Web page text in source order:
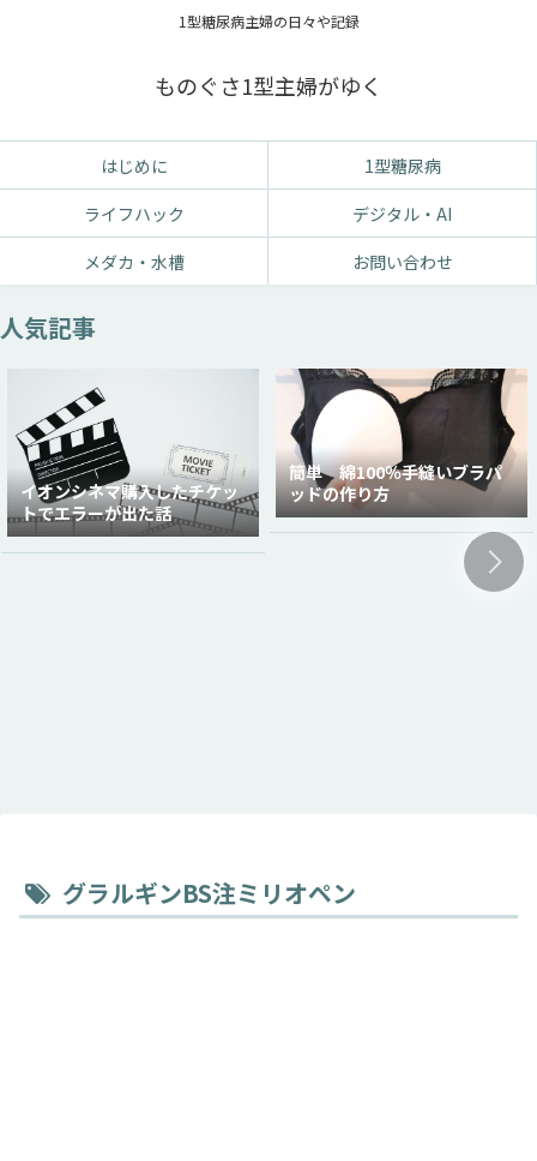
1型糖尿病主婦の日々や記録
ものぐさ1型主婦がゆく
はじめに
1型糖尿病
ライフハック
デジタル・AI
メダカ・水槽
お問い合わせ
人気記事
イオンシネマ購入したチケッ
トでエラーが出た話
簡単 綿100％手縫いブラパ
ッドの作り方
グラルギンBS注ミリオペン